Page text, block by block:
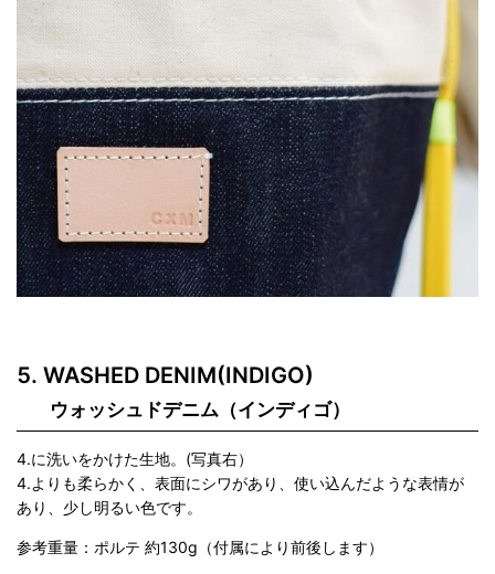
WASHED DENIM(INDIGO)
ウォッシュドデニム（インディゴ）
4.に洗いをかけた生地。(写真右）
4.よりも柔らかく、表面にシワがあり、使い込んだような表情が
あり、少し明るい色です。
参考重量：ポルテ 約130g（付属により前後します）